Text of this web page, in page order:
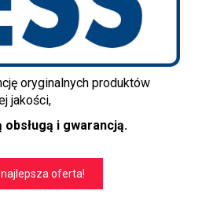
oryginalnych produktów
jakości,
obsługą i gwarancją.
oferta!
Pokrywka szklana 16 cm
do garnka Riess typ C
108,90 zł